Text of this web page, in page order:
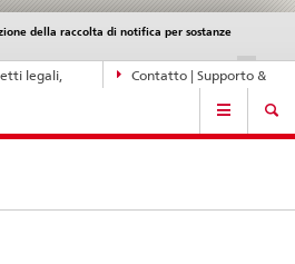
legali,
Contatto | Supporto &
della raccolta di notifica per sostanze
DE IT